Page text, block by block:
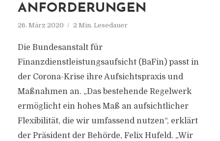
ANFORDERUNGEN
26. März 2020 2 Min. Lesedauer
Die Bundesanstalt für
Finanzdienstleistungsaufsicht (BaFin) passt in
der Corona-Krise ihre Aufsichtspraxis und
Maßnahmen an. „Das bestehende Regelwerk
ermöglicht ein hohes Maß an aufsichtlicher
Flexibilität, die wir umfassend nutzen“, erklärt
der Präsident der Behörde, Felix Hufeld. „Wir